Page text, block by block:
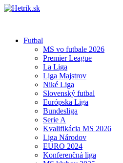
Futbal
MS vo futbale 2026
Premier League
La Liga
Liga Majstrov
Niké Liga
Slovenský futbal
Európska Liga
Bundesliga
Serie A
Kvalifikácia MS 2026
Liga Národov
EURO 2024
Konferenčná liga